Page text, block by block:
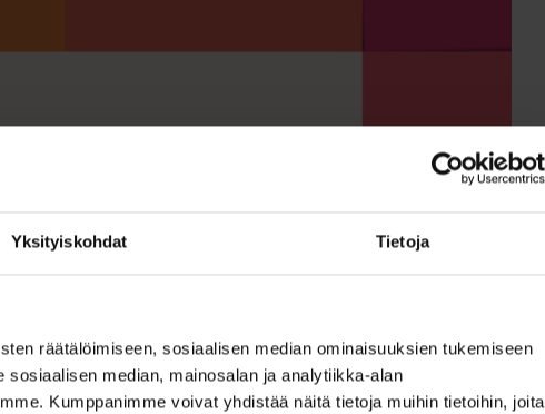
Yksityiskohdat Tietoja
räätälöimiseen, sosiaalisen median ominaisuuksien tukemiseen
median, mainosalan ja analytiikka-alan
Kumppanimme voivat yhdistää näitä tietoja muihin tietoihin, joita